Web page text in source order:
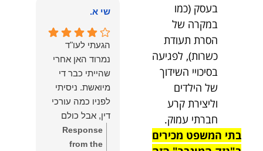
בעסק (כמו
במקרה של
הסרת תעודת
כשרות), לפגיעה
בסיכויי השידוך
של הילדים
וליצירת קרע
חברתי עמוק.
בתי המשפט מכירים
משרד עורכי דין
ונוטריון
יהודה, תודה
שמחנו מאוד
לשמוע שהייעוץ
עזר לך ושהיית
מרוצה.
מבחינתנו הוגנות
ומקצועיות הן
מעל הכל. נשמח
תמיד לעמוד
שי א.
הגעתי לעו"ד
נמרוד האן אחרי
שהייתי כבר די
מיואשת. ניסיתי
לפניו כמה עורכי
דין, אבל כולם
נרתעו כי היה
מדובר בנושא
Response
from the